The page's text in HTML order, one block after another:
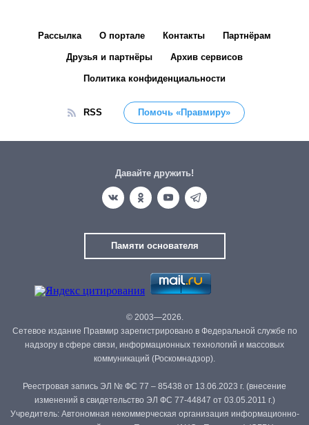
Рассылка О портале Контакты Партнёрам
Друзья и партнёры Архив сервисов
Политика конфиденциальности
RSS Помочь «Правмиру»
Давайте дружить!
Памяти основателя
© 2003—2026.
Сетевое издание Правмир зарегистрировано в Федеральной службе по
надзору в сфере связи, информационных технологий и массовых
коммуникаций (Роскомнадзор).
Реестровая запись ЭЛ № ФС 77 – 85438 от 13.06.2023 г. (внесение
изменений в свидетельство ЭЛ ФС 77-44847 от 03.05.2011 г.)
Учредитель: Автономная некоммерческая организация информационно-